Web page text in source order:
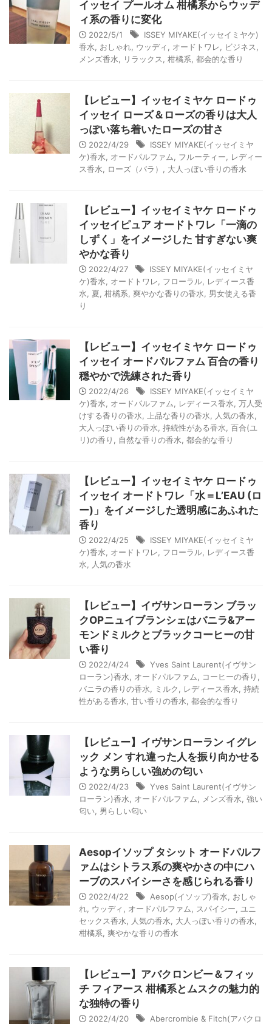
イッセイ プールオム 柑橘系からウッデ
ィ系の香りに変化
2022/5/1
ISSEY MIYAKE(イッセイミヤケ)
香水
おしゃれ ウッディ オードトワレ ビジネス
メンズ香水
リラックス 柑橘系 都会的な香り
【レビュー】イッセイミヤケ ロードゥ
イッセイ ローズ＆ローズの香りは大人
っぽい落ち着いたローズの甘さ
2022/4/29
ISSEY MIYAKE(イッセイミヤ
ケ)香水
オードパルファム フルーティー
レディー
ス香水
ローズ（バラ） 大人っぽい香りの香水
【レビュー】イッセイミヤケ ロードゥ
イッセイピュア オードトワレ「一滴の
しずく」をイメージした 甘すぎない爽
やかな香り
2022/4/27
ISSEY MIYAKE(イッセイミヤ
ケ)香水
オードトワレ フローラル
レディース香
水
夏 柑橘系 爽やかな香りの香水
男女使える香
り
【レビュー】イッセイミヤケ ロードゥ
イッセイ オードパルファム 百合の香り
穏やかで洗練された香り
2022/4/26
ISSEY MIYAKE(イッセイミヤ
ケ)香水
オードパルファム レディース香水 万人受
けする香りの香水
上品な香りの香水 人気の香水
大人っぽい香りの香水 持続性がある香水 百合(ユ
リ)の香り
自然な香りの香水 都会的な香り
【レビュー】イッセイミヤケ ロードゥ
イッセイ オードトワレ「水＝L’EAU (ロ
ー)」をイメージした透明感にあふれた
香り
2022/4/25
ISSEY MIYAKE(イッセイミヤ
ケ)香水
オードトワレ フローラル
レディース香
水
人気の香水
【レビュー】イヴサンローラン ブラッ
クOPニュイブランシェはバニラ&アー
モンドミルクとブラックコーヒーの甘
い香り
2022/4/24
Yves Saint Laurent(イヴサン
ローラン)香水
オードパルファム コーヒーの香り
バニラの香りの香水
ミルク レディース香水 持続
性がある香水 甘い香りの香水 都会的な香り
【レビュー】イヴサンローラン イグレ
ック メン すれ違った人を振り向かせる
ような男らしい強めの匂い
2022/4/23
Yves Saint Laurent(イヴサン
ローラン)香水
オードパルファム メンズ香水 強い
匂い 男らしい匂い
Aesopイソップ タシット オードパルフ
ァムはシトラス系の爽やかさの中にハ
ーブのスパイシーさを感じられる香り
2022/4/22 Aesop(イソップ)香水
おしゃ
れ ウッディ オードパルファム スパイシー
ユニ
セックス香水
人気の香水 大人っぽい香りの香水
柑橘系 爽やかな香りの香水
【レビュー】アバクロンビー＆フィッ
チ フィアース 柑橘系とムスクの魅力的
な独特の香り
2022/4/20
Abercrombie & Fitch(アバクロ